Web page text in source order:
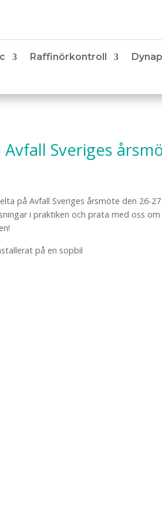
Raffinörkontroll
Avfall Sveriges
på Avfall Sveriges årsmöte den 26-
i praktiken och prata med oss